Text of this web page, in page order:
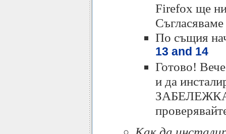
Firefox ще ни
Съгласяваме
По същия
13 and 14
Готово!
и да
ЗАБЕЛЕЖКА: